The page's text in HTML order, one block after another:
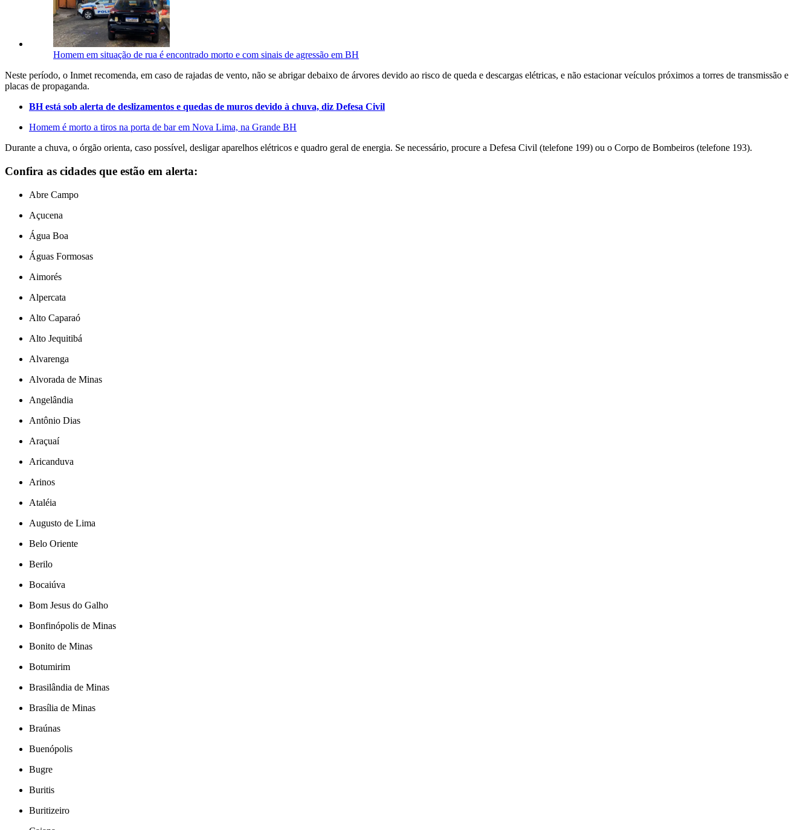
Homem em situação de rua é encontrado morto e com sinais de agressão em BH
Neste período, o Inmet recomenda, em caso de rajadas de vento, não se abrigar debaixo de árvores devido ao risco de queda e descargas elétricas, e não estacionar veículos próximos a torres de transmissão e
placas de propaganda.
BH está sob alerta de deslizamentos e quedas de muros devido à chuva, diz Defesa Civil
Homem é morto a tiros na porta de bar em Nova Lima, na Grande BH
Durante a chuva, o órgão orienta, caso possível, desligar aparelhos elétricos e quadro geral de energia. Se necessário, procure a Defesa Civil (telefone 199) ou o Corpo de Bombeiros (telefone 193).
Confira as cidades que estão em alerta:
Abre Campo
Açucena
Água Boa
Águas Formosas
Aimorés
Alpercata
Alto Caparaó
Alto Jequitibá
Alvarenga
Alvorada de Minas
Angelândia
Antônio Dias
Araçuaí
Aricanduva
Arinos
Ataléia
Augusto de Lima
Belo Oriente
Berilo
Bocaiúva
Bom Jesus do Galho
Bonfinópolis de Minas
Bonito de Minas
Botumirim
Brasilândia de Minas
Brasília de Minas
Braúnas
Buenópolis
Bugre
Buritis
Buritizeiro